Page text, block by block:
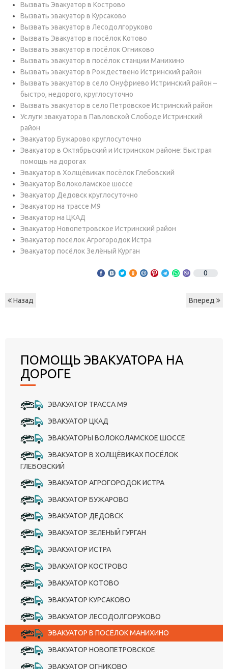
Вызвать Эвакуатор в Кострово
Вызвать эвакуатор в Курсаково
Вызвать эвакуатор в Лесодолгоруково
Вызвать Эвакуатор в посёлок Котово
Вызвать эвакуатор в посёлок Огниково
Вызвать эвакуатор в посёлок станции Манихино
Вызвать эвакуатор в Рождествено Истринский район
Вызвать эвакуатор в село Онуфриево Истринский район –
быстро, недорого, круглосуточно
Вызвать эвакуатор в село Петровское Истринский район
Услуги эвакуатора в Павловской Слободе Истринский
район
Эвакуатор Бужарово круглосуточно
Эвакуатор в Октябрьский и Истринском районе: Быстрая
помощь на дорогах
Эвакуатор в Холщёвиках посёлок Глебовский
Эвакуатор Волоколамское шоссе
Эвакуатор Дедовск круглосуточно
Эвакуатор на трассе М9
Эвакуатор на ЦКАД
Эвакуатор Новопетровское Истринский район
Эвакуатор посёлок Агрогородок Истра
Эвакуатор посёлок Зелёный Курган
0
Назад Вперед
ПОМОЩЬ ЭВАКУАТОРА НА
ДОРОГЕ
ЭВАКУАТОР ТРАССА М9
ЭВАКУАТОР ЦКАД
ЭВАКУАТОРЫ ВОЛОКОЛАМСКОЕ ШОССЕ
ЭВАКУАТОР В ХОЛЩЁВИКАХ ПОСЁЛОК
ГЛЕБОВСКИЙ
ЭВАКУАТОР АГРОГОРОДОК ИСТРА
ЭВАКУАТОР БУЖАРОВО
ЭВАКУАТОР ДЕДОВСК
ЭВАКУАТОР ЗЕЛЕНЫЙ ГУРГАН
ЭВАКУАТОР ИСТРА
ЭВАКУАТОР КОСТРОВО
ЭВАКУАТОР КОТОВО
ЭВАКУАТОР КУРСАКОВО
ЭВАКУАТОР ЛЕСОДОЛГОРУКОВО
ЭВАКУАТОР В ПОСЁЛОК МАНИХИНО
ЭВАКУАТОР НОВОПЕТРОВСКОЕ
ЭВАКУАТОР ОГНИКОВО